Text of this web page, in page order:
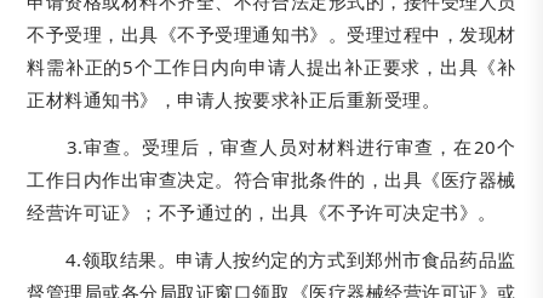
不予受理，出具《不予受理通知书》。受理过程中，发现材
料需补正的5个工作日内向申请人提出补正要求，出具《补
正材料通知书》，申请人按要求补正后重新受理。
3.审查。受理后，审查人员对材料进行审查，在20个
工作日内作出审查决定。符合审批条件的，出具《医疗器械
经营许可证》；不予通过的，出具《不予许可决定书》。
4.领取结果。申请人按约定的方式到郑州市食品药品监
督管理局或各分局取证窗口领取《医疗器械经营许可证》或